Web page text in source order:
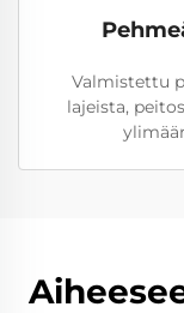
Valmistettu
lajeista,